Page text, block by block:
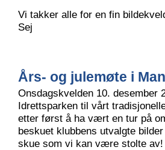
Vi takker alle for en fin
Sej
Års- og julemøte i
Onsdagskvelden 10. desember
Idrettsparken til vårt
etter først å ha vært en tur på
beskuet klubbens utvalgte
skue som vi kan være stolte av!